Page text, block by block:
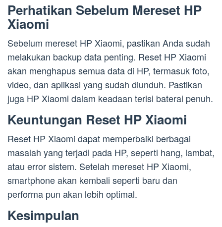
Perhatikan Sebelum Mereset HP
Xiaomi
Sebelum mereset HP Xiaomi, pastikan Anda sudah
melakukan backup data penting. Reset HP Xiaomi
akan menghapus semua data di HP, termasuk foto,
video, dan aplikasi yang sudah diunduh. Pastikan
juga HP Xiaomi dalam keadaan terisi baterai penuh.
Keuntungan Reset HP Xiaomi
Reset HP Xiaomi dapat memperbaiki berbagai
masalah yang terjadi pada HP, seperti hang, lambat,
atau error sistem. Setelah mereset HP Xiaomi,
smartphone akan kembali seperti baru dan
performa pun akan lebih optimal.
Kesimpulan